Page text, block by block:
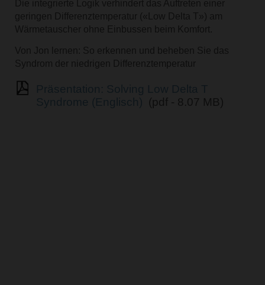
Die integrierte Logik verhindert das Auftreten einer
geringen Differenztemperatur («Low Delta T») am
Wärmetauscher ohne Einbussen beim Komfort.
Von Jon lernen: So erkennen und beheben Sie das
Syndrom der niedrigen Differenztemperatur
(pdf - 8.07 MB)